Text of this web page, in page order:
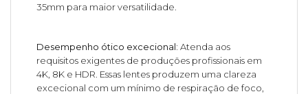
35mm para maior versatilidade.
Desempenho ótico excecional: Atenda aos
requisitos exigentes de produções profissionais em
4K, 8K e HDR. Essas lentes produzem uma clareza
excecional com um mínimo de respiração de foco,